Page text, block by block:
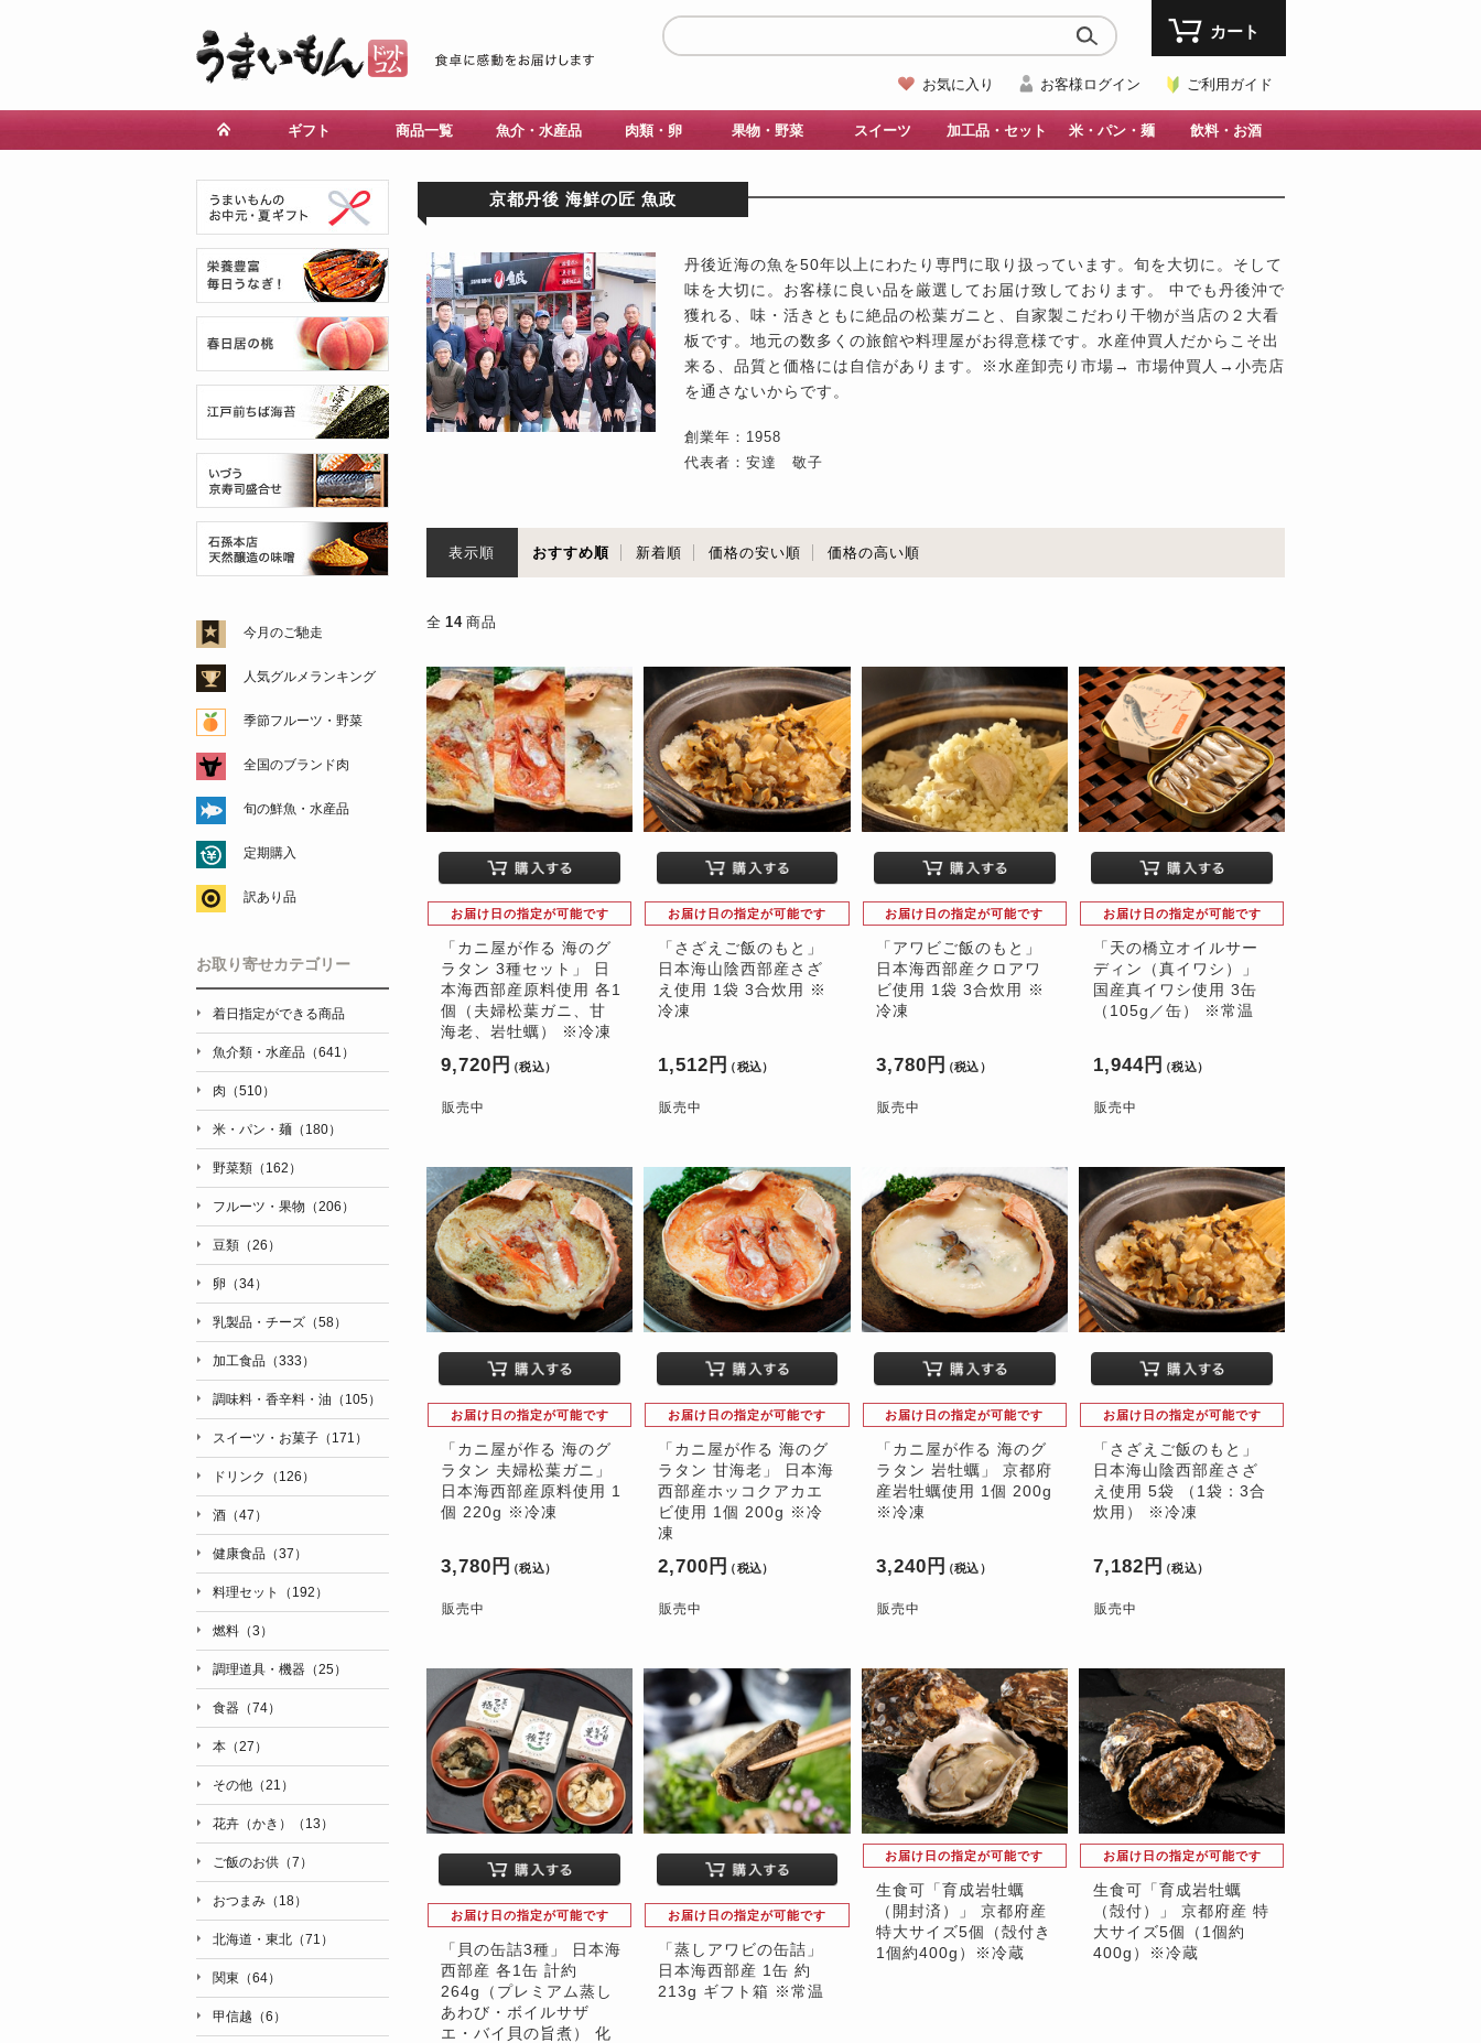
お気に入り お客様ログイン ご利用ガイド
カート
ギフト 商品一覧 魚介・水産品 肉類・卵 果物・野菜 スイーツ 加工品・セット 米・パン・麺 飲料・お酒
京都丹後 海鮮の匠 魚政
丹後近海の魚を50年以上にわたり専門に取り扱っています。旬を大切に。そして
味を大切に。お客様に良い品を厳選してお届け致しております。 中でも丹後沖で
獲れる、味・活きともに絶品の松葉ガニと、自家製こだわり干物が当店の２大看
板です。地元の数多くの旅館や料理屋がお得意様です。水産仲買人だからこそ出
来る、品質と価格には自信があります。※水産卸売り市場→ 市場仲買人→小売店
を通さないからです。
創業年：1958
代表者：安達 敬子
表示順 おすすめ順 新着順 価格の安い順 価格の高い順
全 14 商品
お届け日の指定が可能です
「カニ屋が作る 海のグ
ラタン 3種セット」 日
本海西部産原料使用 各1
個（夫婦松葉ガニ、甘
海老、岩牡蠣） ※冷凍
9,720円（税込）
販売中
お届け日の指定が可能です
「さざえご飯のもと」
日本海山陰西部産さざ
え使用 1袋 3合炊用 ※
冷凍
1,512円 （税込）
販売中
お届け日の指定が可能です
「アワビご飯のもと」
日本海西部産クロアワ
ビ使用 1袋 3合炊用 ※
冷凍
3,780円（税込）
販売中
お届け日の指定が可能です
「天の橋立オイルサー
ディン（真イワシ）」
国産真イワシ使用 3缶
（105g／缶） ※常温
1,944円 （税込）
販売中
お届け日の指定が可能です
「カニ屋が作る 海のグ
ラタン 夫婦松葉ガニ」
日本海西部産原料使用 1
個 220g ※冷凍
3,780円（税込）
販売中
お届け日の指定が可能です
「カニ屋が作る 海のグ
ラタン 甘海老」 日本海
西部産ホッコクアカエ
ビ使用 1個 200g ※冷
凍
2,700円 （税込）
販売中
お届け日の指定が可能です
「カニ屋が作る 海のグ
ラタン 岩牡蠣」 京都府
産岩牡蠣使用 1個 200g
※冷凍
3,240円（税込）
販売中
お届け日の指定が可能です
「さざえご飯のもと」
日本海山陰西部産さざ
え使用 5袋 （1袋：3合
炊用） ※冷凍
7,182円 （税込）
販売中
お届け日の指定が可能です
「貝の缶詰3種」 日本海
西部産 各1缶 計約
264g（プレミアム蒸し
あわび・ボイルサザ
エ・バイ貝の旨煮） 化
お届け日の指定が可能です
「蒸しアワビの缶詰」
日本海西部産 1缶 約
213g ギフト箱 ※常温
お届け日の指定が可能です
生食可「育成岩牡蠣
（開封済）」 京都府産
特大サイズ5個（殻付き
1個約400g）※冷蔵
お届け日の指定が可能です
生食可「育成岩牡蠣
（殻付）」 京都府産 特
大サイズ5個（1個約
400g）※冷蔵
今月のご馳走
人気グルメランキング
季節フルーツ・野菜
全国のブランド肉
旬の鮮魚・水産品
定期購入
訳あり品
お取り寄せカテゴリー
着日指定ができる商品
魚介類・水産品（641）
肉（510）
米・パン・麺（180）
野菜類（162）
フルーツ・果物（206）
豆類（26）
卵（34）
乳製品・チーズ（58）
加工食品（333）
調味料・香辛料・油（105）
スイーツ・お菓子（171）
ドリンク（126）
酒（47）
健康食品（37）
料理セット（192）
燃料（3）
調理道具・機器（25）
食器（74）
本（27）
その他（21）
花卉（かき）（13）
ご飯のお供（7）
おつまみ（18）
北海道・東北（71）
関東（64）
甲信越（6）